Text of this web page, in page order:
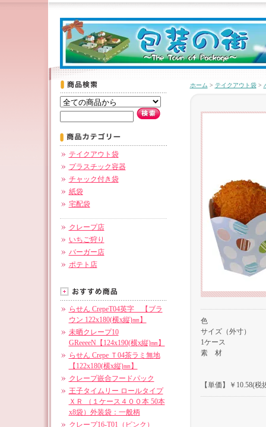
テイクアウト袋
プラスチック容器
チャック付き袋
紙袋
宅配袋
クレープ店
いちご狩り
バーガー店
ポテト店
らせん CrepeT04英字 【ブラ
ウン 122x180(横x縦)㎜】
未晒クレープ10
GReeeeN【124x190(横x縦)㎜】
らせん Crepe Ｔ04茶ラミ無地
【122x180(横x縦)㎜】
クレープ嵌合フードパック
王子タイムリー ロールタイプ
ＸＲ （１ケース４００本 50本
x8袋）外装袋：一般柄
クレープ16-T01（ピンク）
ホーム > テイクアウト袋>
色
サイズ（外寸）
1ケース
素 材
【単価】￥10.58(税